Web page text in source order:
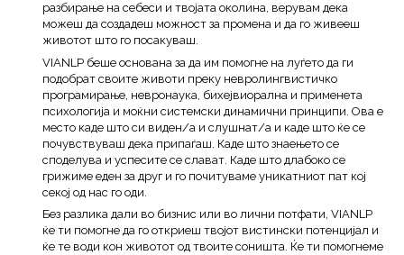
разбирање на себеси и твојата околина, верувам дека
можеш да создадеш можност за промена и да го живееш
животот што го посакуваш.
VIANLP беше основана за да им помогне на луѓето да ги
подобрат своите животи преку невролингвистичко
програмирање, невронаука, бихејвиорална и применета
психологија и моќни системски динамични принципи. Ова е
место каде што си виден/а и слушнат/а и каде што ќе се
почувствуваш дека припаѓаш. Каде што знаењето се
споделува и успесите се слават. Каде што длабоко се
грижиме еден за друг и го почитуваме уникатниот пат кој
секој од нас го оди.
Без разлика дали во бизнис или во лични потфати, VIANLP
ќе ти помогне да го откриеш твојот вистински потенцијал и
ќе те води кон животот од твоите соништа. Ќе ти помогнеме